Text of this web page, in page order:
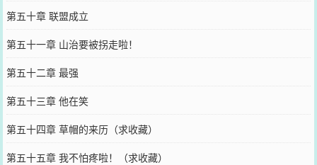
第五十章 联盟成立
第五十一章 山治要被拐走啦！
第五十二章 最强
第五十三章 他在笑
第五十四章 草帽的来历（求收藏）
第五十五章 我不怕疼啦！（求收藏）